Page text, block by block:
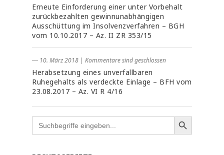
Erneute Einforderung einer unter Vorbehalt
zurückbezahlten gewinnunabhängigen
Ausschüttung im Insolvenzverfahren – BGH
vom 10.10.2017 – Az. II ZR 353/15
― 10. März 2018 | Kommentare sind geschlossen
Herabsetzung eines unverfallbaren
Ruhegehalts als verdeckte Einlage – BFH vom
23.08.2017 – Az. VI R 4/16
Search
for: